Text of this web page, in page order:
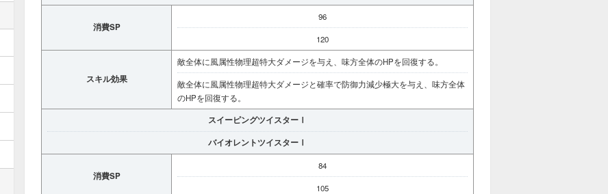
消費SP
96
120
スキル効果
敵全体に風属性物理超特大ダメージを与え、味方全体のHPを回復する。
敵全体に風属性物理超特大ダメージと確率で防御力減少極大を与え、味方全体
のHPを回復する。
スイーピングツイスターⅠ
バイオレントツイスターⅠ
消費SP
84
105